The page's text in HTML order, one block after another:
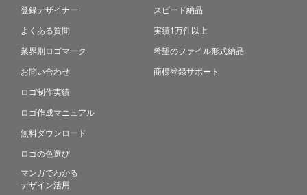
登録デザイナー
よくある質問
業界別ロゴマーク
お問い合わせ
ロゴ制作実績
ロゴ作成マニュアル
無料ダウンロード
ロゴの色選び
マンガでわかる
デザイン活用
スピード納品
実績1万件以上
希望のファイル形式納品
商標登録サポート